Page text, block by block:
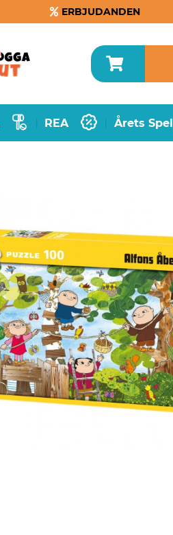
ERBJUDANDEN
REA Årets Spel